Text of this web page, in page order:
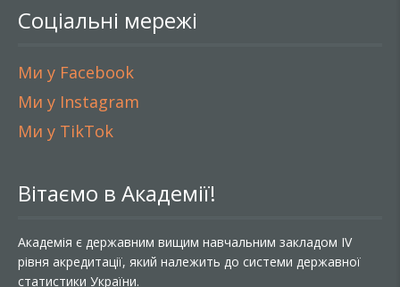
Соціальні мережі
Ми у Facebook
Ми у Instagram
Ми у TikTok
Вітаємо в Академії!
Академія є державним вищим навчальним закладом IV
рівня акредитації, який належить до системи державної
статистики України.